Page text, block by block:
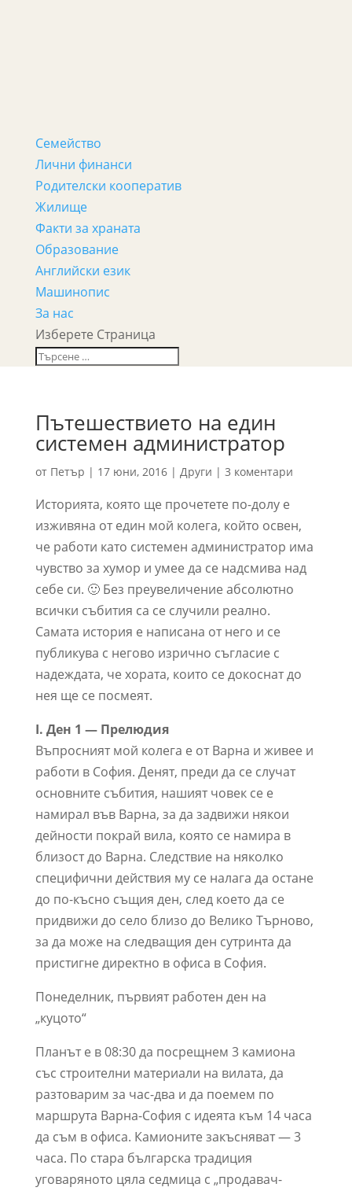
Семейство
Лични финанси
Родителски кооператив
Жилище
Факти за храната
Образование
Английски език
Машинопис
За нас
Изберете Страница
Пътешествието на един
системен администратор
от Петър | 17 юни, 2016| Други | 3 коментари
Историята, която ще прочетете по-долу е
изживяна от един мой колега, който освен,
че работи като системен администратор има
чувство за хумор и умее да се надсмива над
себе си. 🙂 Без преувеличение абсолютно
всички събития са се случили реално.
Самата история е написана от него и се
публикува с негово изрично съгласие с
надеждата, че хората, които се докоснат до
нея ще се посмеят.
I. Ден 1 — Прелюдия
Въпросният мой колега е от Варна и живее и
работи в София. Денят, преди да се случат
основните събития, нашият човек се е
намирал във Варна, за да задвижи някои
дейности покрай вила, която се намира в
близост до Варна. Следствие на няколко
специфични действия му се налага да остане
до по-късно същия ден, след което да се
придвижи до село близо до Велико Търново,
за да може на следващия ден сутринта да
пристигне директно в офиса в София.
Понеделник, първият работен ден на
„куцото“
Планът е в 08:30 да посрещнем 3 камиона
със строителни материали на вилата, да
разтоварим за час-два и да поемем по
маршрута Варна-София с идеята към 14 часа
да съм в офиса. Камионите закъсняват — 3
часа. По стара българска традиция
уговаряното цяла седмица с „продавач-